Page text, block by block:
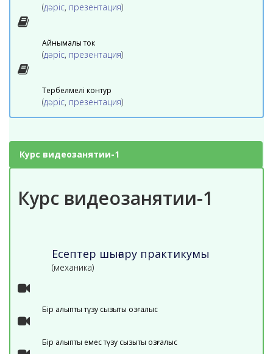
(дәріс, презентация)
Айнымалы ток
(дәріс, презентация)
Тербелмелі контур
(дәріс, презентация)
Курс видеозанятии-1
Курс видеозанятии-1
Есептер шығару практикумы
(механика)
Бір қалыпты түзу сызықты қозғалыс
Бір қалыпты емес түзу сызықты қозғалыс